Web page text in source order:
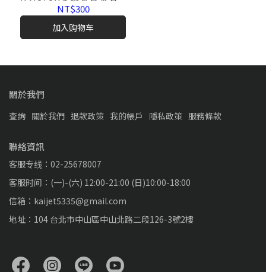
柄保護套 GC4511CBC
NT$300
加入购物车
關於我們
查詢 關於我們 退款政策 我的帳戶 隱私政策 服務條款
聯絡資訊
客服专线：02-25678007
客服时间：(一)-(六) 12:00-21:00 (日)10:00-18:00
信箱：kaijet5335@gmail.com
地址：104 台北市中山區中山北路二段126-3號2樓